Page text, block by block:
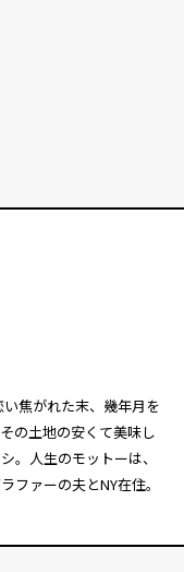
焦がれた末、幾年月を
の土地の安くて美味し
。人生のモットーは、
ファーの夫とNY在住。